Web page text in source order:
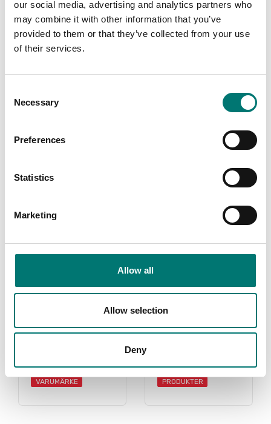
our social media, advertising and analytics partners who
may combine it with other information that you’ve
provided to them or that they’ve collected from your use
of their services.
Selection
Necessary
Preferences
Statistics
Marketing
Allow all
Allow selection
Deny
Finns i flera varianter
Related pages
Kern
VARUMÄRKE
Tillbehör
PRODUKTER